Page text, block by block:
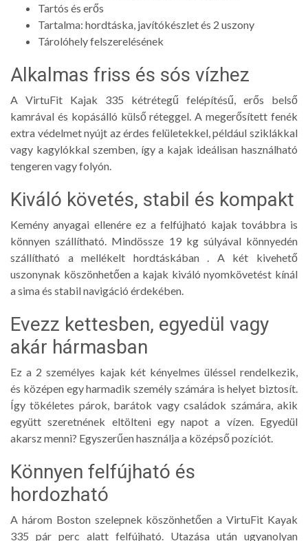
Tartós és erős
Tartalma: hordtáska, javítókészlet és 2 uszony
Tárolóhely felszerelésének
Alkalmas friss és sós vízhez
A VirtuFit Kajak 335 kétrétegű felépítésű, erős belső
kamrával és kopásálló külső réteggel. A megerősített fenék
extra védelmet nyújt az érdes felületekkel, például sziklákkal
vagy kagylókkal szemben, így a kajak ideálisan használható
tengeren vagy folyón.
Kiváló követés, stabil és kompakt
Kemény anyagai ellenére ez a felfújható kajak továbbra is
könnyen szállítható. Mindössze 19 kg súlyával könnyedén
szállítható a mellékelt hordtáskában . A két kivehető
uszonynak köszönhetően a kajak kiváló nyomkövetést kínál
a sima és stabil navigáció érdekében.
Evezz kettesben, egyedül vagy
akár hármasban
Ez a 2 személyes kajak két kényelmes üléssel rendelkezik,
és középen egy harmadik személy számára is helyet biztosít.
Így tökéletes párok, barátok vagy családok számára, akik
együtt szeretnének eltölteni egy napot a vízen. Egyedül
akarsz menni? Egyszerűen használja a középső pozíciót.
Könnyen felfújható és
hordozható
A három Boston szelepnek köszönhetően a VirtuFit Kayak
335 pár perc alatt felfújható. Utazása után ugyanolyan